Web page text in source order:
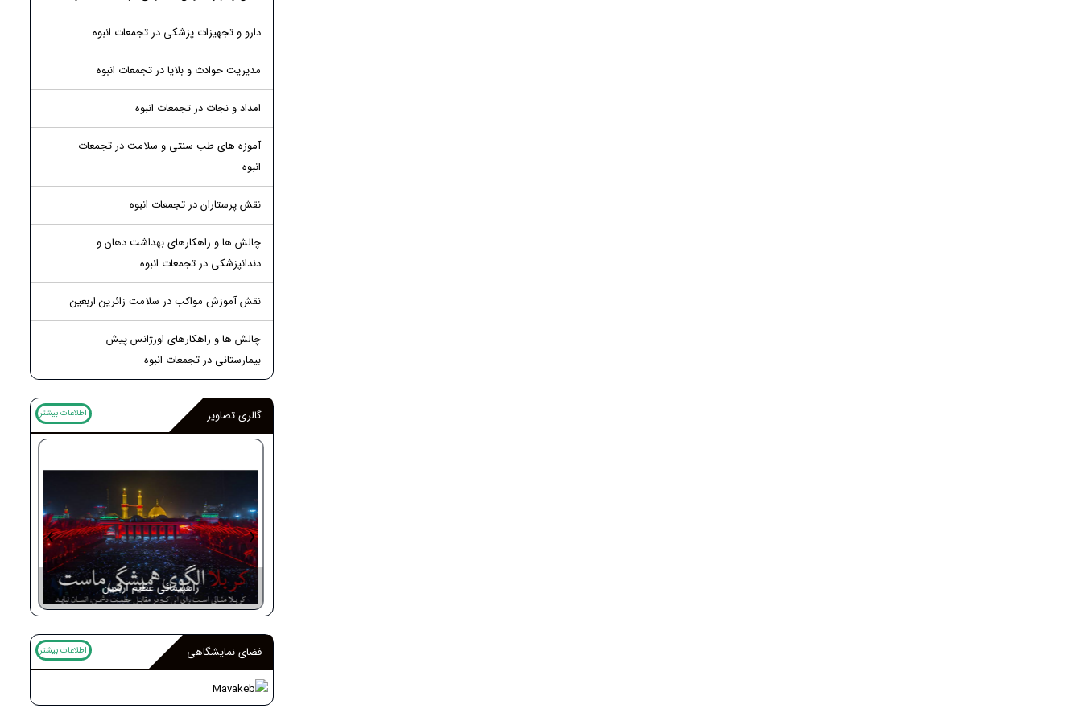
دارو و تجهیزات پزشکی در تجمعات انبوه
مدیریت حوادث و بلایا در تجمعات انبوه
امداد و نجات در تجمعات انبوه
آموزه های طب سنتی و سلامت در تجمعات
انبوه
نقش پرستاران در تجمعات انبوه
چالش ها و راهکارهای بهداشت دهان و
دندانپزشکی در تجمعات انبوه
نقش آموزش مواکب در سلامت زائرین اربعین
چالش ها و راهکارهای اورژانس پیش
بیمارستانی در تجمعات انبوه
گالری تصاویر اطلاعات بیشتر
راهپیمائی عظیم اربعین
‹ ›
فضای نمایشگاهی اطلاعات بیشتر